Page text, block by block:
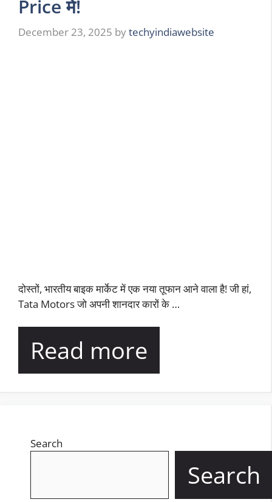
Price में!
December 23, 2025 bytechyindiawebsite
दोस्तों, भारतीय बाइक मार्केट में एक नया तूफान आने वाला है! जी हां,
Tata Motors जो अपनी शानदार कारों के …
Read more
Search
Search